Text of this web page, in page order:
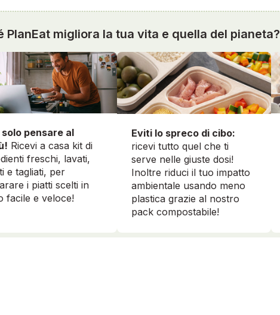
PlanEat migliora la tua vita e quella del pianeta?
solo pensare al
Ricevi a casa kit di
freschi, lavati,
e tagliati, per
i piatti scelti in
facile e veloce!
Eviti lo spreco di cibo:
ricevi tutto quel che ti
serve nelle giuste dosi!
Inoltre riduci il tuo impatto
ambientale usando meno
plastica grazie al nostro
pack compostabile!